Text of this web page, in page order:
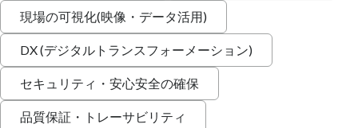
現場の可視化(映像・データ活用)
DX (デジタルトランスフォーメーション)
セキュリティ・安心安全の確保
品質保証・トレーサビリティ